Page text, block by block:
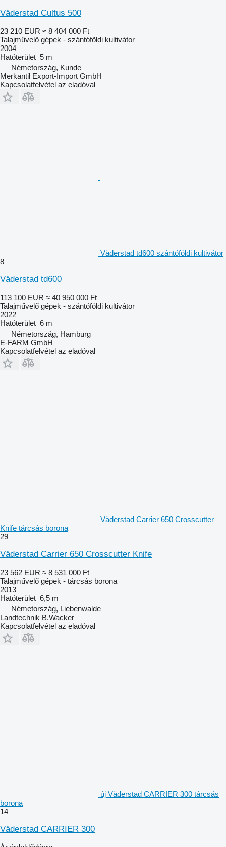
Väderstad Cultus 500
23 210 EUR ≈ 8 404 000 Ft
Talajművelő gépek - szántóföldi kultivátor
2004
Hatóterület 5 m
Németország, Kunde
Merkantil Export-Import GmbH
Kapcsolatfelvétel az eladóval
Väderstad td600 szántóföldi kultivátor
8
Väderstad td600
113 100 EUR ≈ 40 950 000 Ft
Talajművelő gépek - szántóföldi kultivátor
2022
Hatóterület 6 m
Németország, Hamburg
E-FARM GmbH
Kapcsolatfelvétel az eladóval
Väderstad Carrier 650 Crosscutter
Knife tárcsás borona
29
Väderstad Carrier 650 Crosscutter Knife
23 562 EUR ≈ 8 531 000 Ft
Talajművelő gépek - tárcsás borona
2013
Hatóterület 6,5 m
Németország, Liebenwalde
Landtechnik B.Wacker
Kapcsolatfelvétel az eladóval
új Väderstad CARRIER 300 tárcsás
borona
14
Väderstad CARRIER 300